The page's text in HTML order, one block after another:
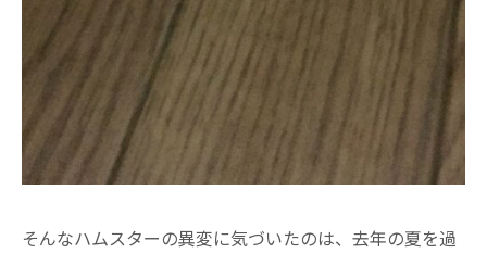
そんなハムスターの異変に気づいたのは、去年の夏を過